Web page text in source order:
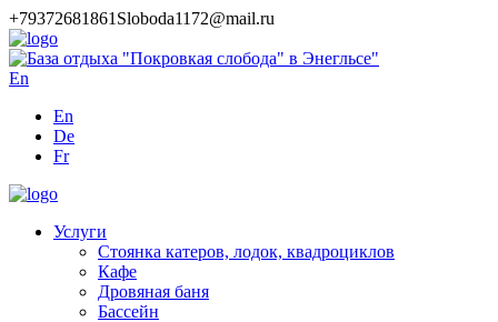
+79372681861 Sloboda1172@mail.ru
En
En
De
Fr
Услуги
Стоянка катеров, лодок, квадроциклов
Кафе
Дровяная баня
Бассейн